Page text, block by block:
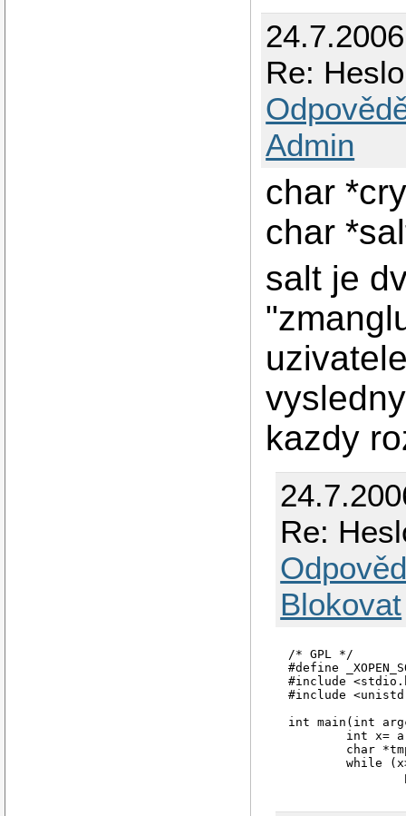
Re:
Admin
char
char
salt je
kazdy
Re:
Blokovat
/* GPL */
#define
#include
#include
int main(int
int x=
char
while